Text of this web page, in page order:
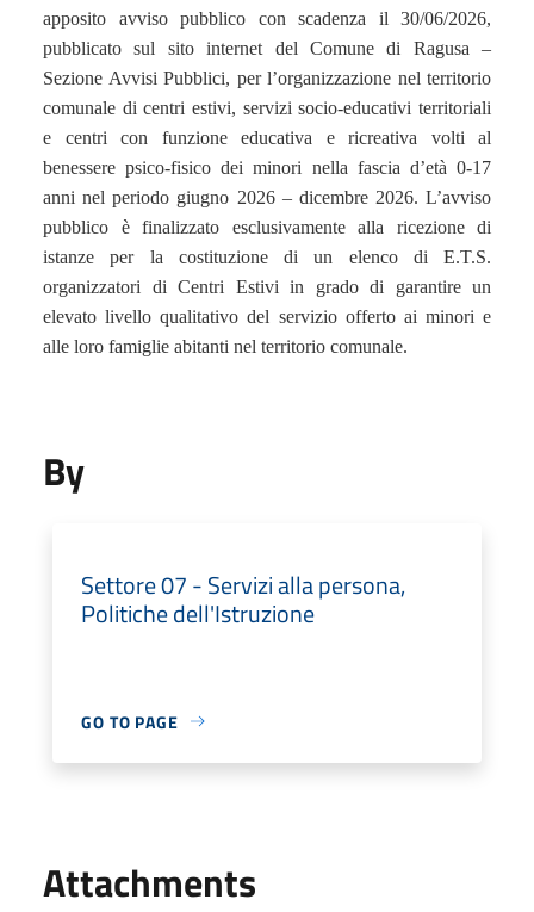
apposito avviso pubblico con scadenza il 30/06/2026,
pubblicato sul sito internet del Comune di Ragusa –
Sezione Avvisi Pubblici, per l’organizzazione nel territorio
comunale di centri estivi, servizi socio-educativi territoriali
e centri con funzione educativa e ricreativa volti al
benessere psico-fisico dei minori nella fascia d’età 0-17
anni nel periodo giugno 2026– dicembre 2026. L’avviso
pubblico è finalizzato esclusivamente alla ricezione di
istanze per la costituzione di un elenco di E.T.S.
organizzatori di Centri Estivi in grado di garantire un
elevato livello qualitativo del servizio offerto ai minori e
alle loro famiglie abitanti nel territorio comunale.
By
Settore 07 - Servizi alla persona,
Politiche dell'Istruzione
GO TO PAGE
Attachments